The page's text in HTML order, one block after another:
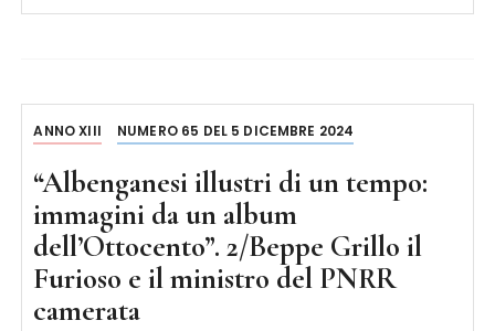
ANNO XIII NUMERO 65 DEL 5 DICEMBRE 2024
“Albenganesi illustri di un tempo:
immagini da un album
dell’Ottocento”. 2/Beppe Grillo il
Furioso e il ministro del PNRR
camerata